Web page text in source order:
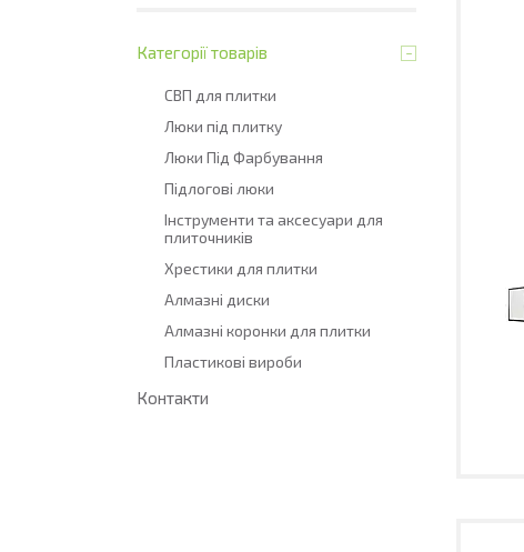
Категорії товарів
СВП для плитки
Люки під плитку
Люки Під Фарбування
Підлогові люки
Інструменти та аксесуари для
плиточників
Хрестики для плитки
Алмазні диски
Алмазні коронки для плитки
Пластикові вироби
Контакти